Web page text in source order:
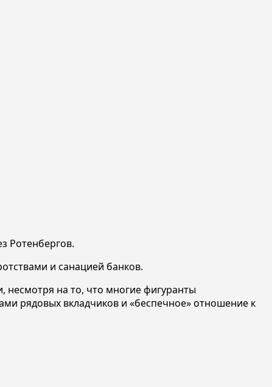
Ротенбергов.
и санацией банков.
несмотря на то, что многие фигуранты
рядовых вкладчиков и «беспечное» отношение к